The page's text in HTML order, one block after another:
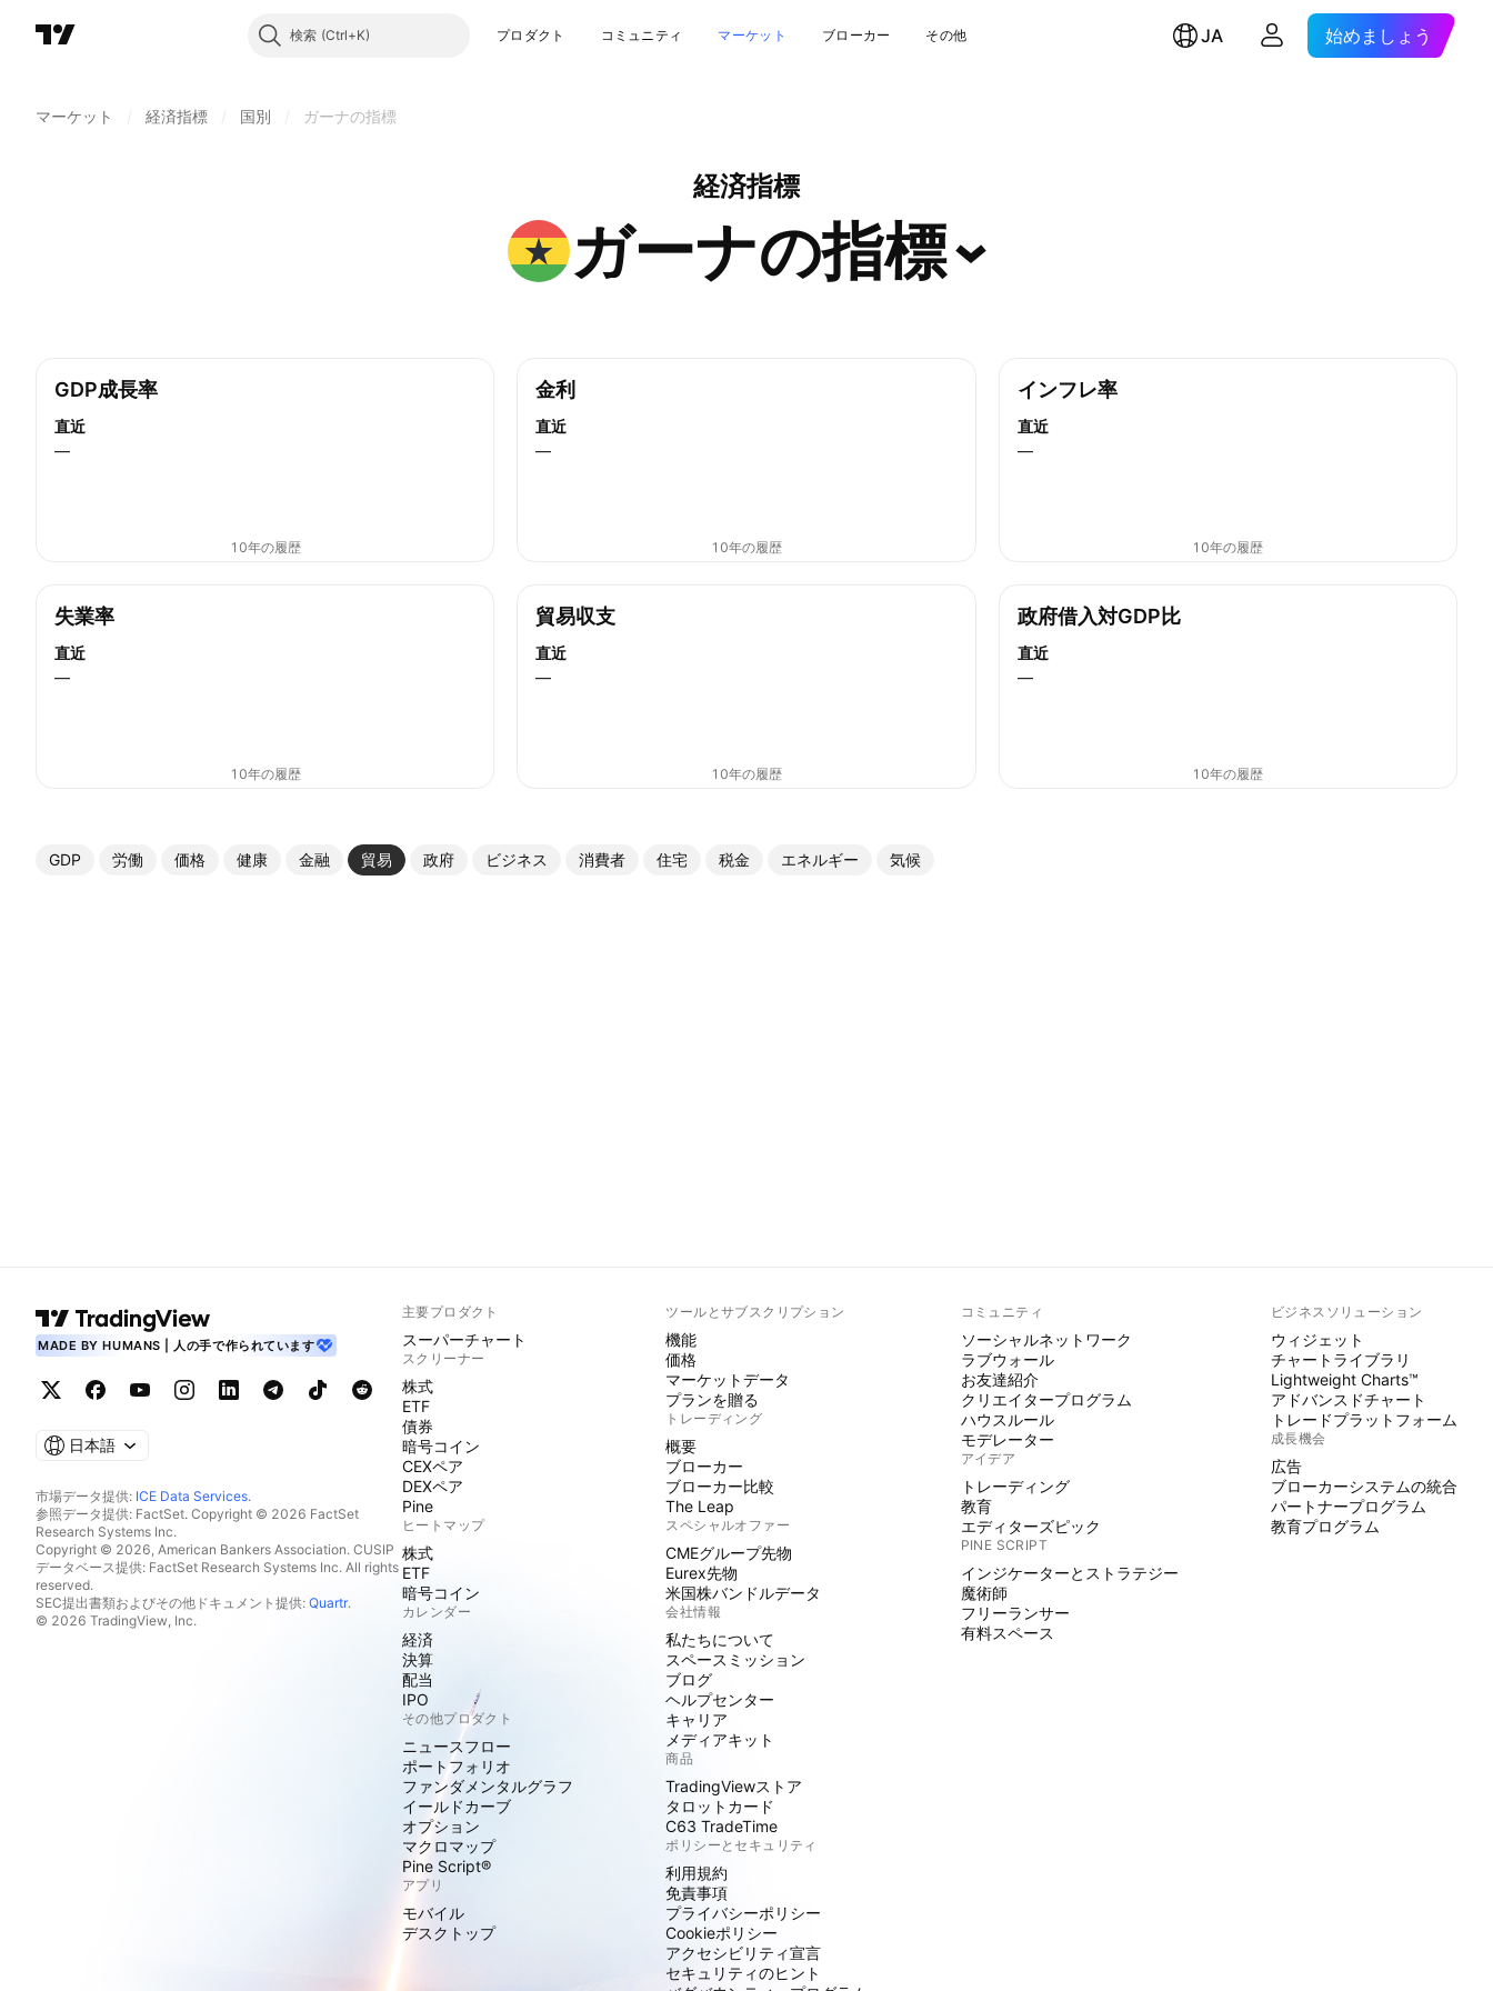
検索 プロダクト コミュニティ マーケット ブローカー その他 JA 始めましょう
マーケット 経済指標 国別 ガーナの指標
経済指標
ガーナの指標
GDP成長率
直近
—
10年の履歴
金利
直近
—
10年の履歴
インフレ率
直近
—
10年の履歴
失業率
直近
—
10年の履歴
貿易収支
直近
—
10年の履歴
政府借入対GDP比
直近
—
10年の履歴
GDP 労働 価格 健康 金融 貿易 政府 ビジネス 消費者 住宅 税金 エネルギー 気候
その他
MADE BY HUMANS | 人の手で作られています
日本語
市場データ提供: ICE Data Services.
参照データ提供: FactSet. Copyright © 2026 FactSet
Research Systems Inc.
Copyright © 2026, American Bankers Association. CUSIP
データベース提供: FactSet Research Systems Inc. All rights
reserved.
SEC提出書類およびその他ドキュメント提供: Quartr.
© 2026 TradingView, Inc.
主要プロダクト
スーパーチャート
スクリーナー
株式
ETF
債券
暗号コイン
CEXペア
DEXペア
Pine
ヒートマップ
株式
ETF
暗号コイン
カレンダー
経済
決算
配当
IPO
その他プロダクト
ニュースフロー
ポートフォリオ
ファンダメンタルグラフ
イールドカーブ
オプション
マクロマップ
Pine Script®
アプリ
モバイル
デスクトップ
ツールとサブスクリプション
機能
価格
マーケットデータ
プランを贈る
トレーディング
概要
ブローカー
ブローカー比較
The Leap
スペシャルオファー
CMEグループ先物
Eurex先物
米国株バンドルデータ
会社情報
私たちについて
スペースミッション
ブログ
ヘルプセンター
キャリア
メディアキット
商品
TradingViewストア
タロットカード
C63 TradeTime
ポリシーとセキュリティ
利用規約
免責事項
プライバシーポリシー
Cookieポリシー
アクセシビリティ宣言
セキュリティのヒント
コミュニティ
ソーシャルネットワーク
ラブウォール
お友達紹介
クリエイタープログラム
ハウスルール
モデレーター
アイデア
トレーディング
教育
エディターズピック
PINE SCRIPT
インジケーターとストラテジー
魔術師
フリーランサー
有料スペース
ビジネスソリューション
ウィジェット
チャートライブラリ
Lightweight Charts™
アドバンスドチャート
トレードプラットフォーム
成長機会
広告
ブローカーシステムの統合
パートナープログラム
教育プログラム